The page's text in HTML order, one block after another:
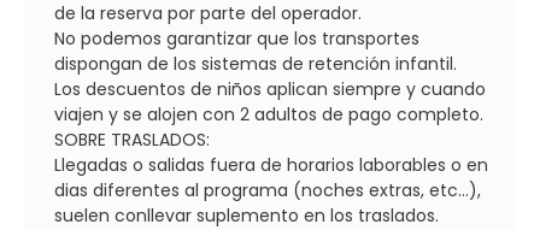
de la reserva por parte del operador.
No podemos garantizar que los transportes
dispongan de los sistemas de retención infantil.
Los descuentos de niños aplican siempre y cuando
viajen y se alojen con 2 adultos de pago completo.
SOBRE TRASLADOS:
Llegadas o salidas fuera de horarios laborables o en
dias diferentes al programa (noches extras, etc...),
suelen conllevar suplemento en los traslados.